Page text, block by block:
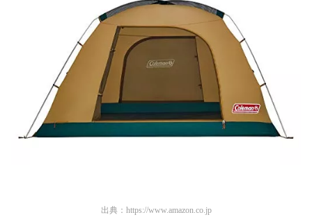
出典： https://www.amazon.co.jp